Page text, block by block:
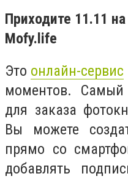
Приходите 11.11
Mofy.life
Это онлайн-сервис
моментов. Самый
для заказа
Вы можете
прямо со
добавлять